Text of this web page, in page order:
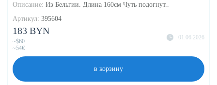
Описание: Из Бельгии. Длина 160см Чуть подогнут..
Артикул: 395604
01.06.2026
183 BYN
~$60
~54€
в корзину